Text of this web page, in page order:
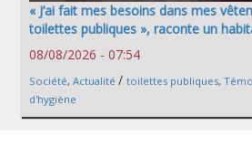
« J’ai fait mes besoins dans mes
toilettes publiques », raconte un
08/08/2026 - 07:54
Société, Actualité / toilettes publiques,
d'hygiène